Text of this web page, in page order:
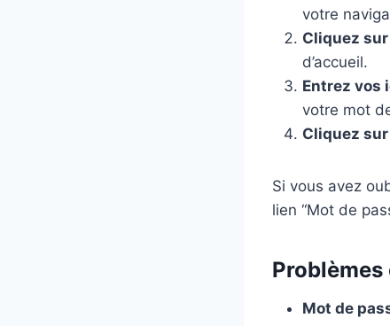
votre
Cliquez sur
d’accueil.
Entrez vos
votre mot
Cliquez sur
Si vous avez
lien “Mot de
Mot de